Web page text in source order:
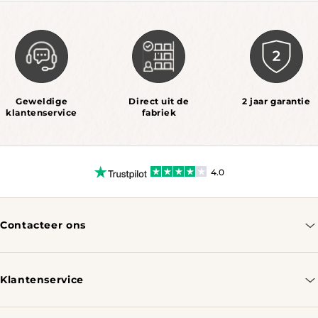
Geweldige
klantenservice
Direct uit de
fabriek
2 jaar garantie
4.0
Contacteer ons
Klantenservice